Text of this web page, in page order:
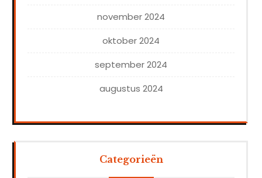
november 2024
oktober 2024
september 2024
augustus 2024
Categorieën